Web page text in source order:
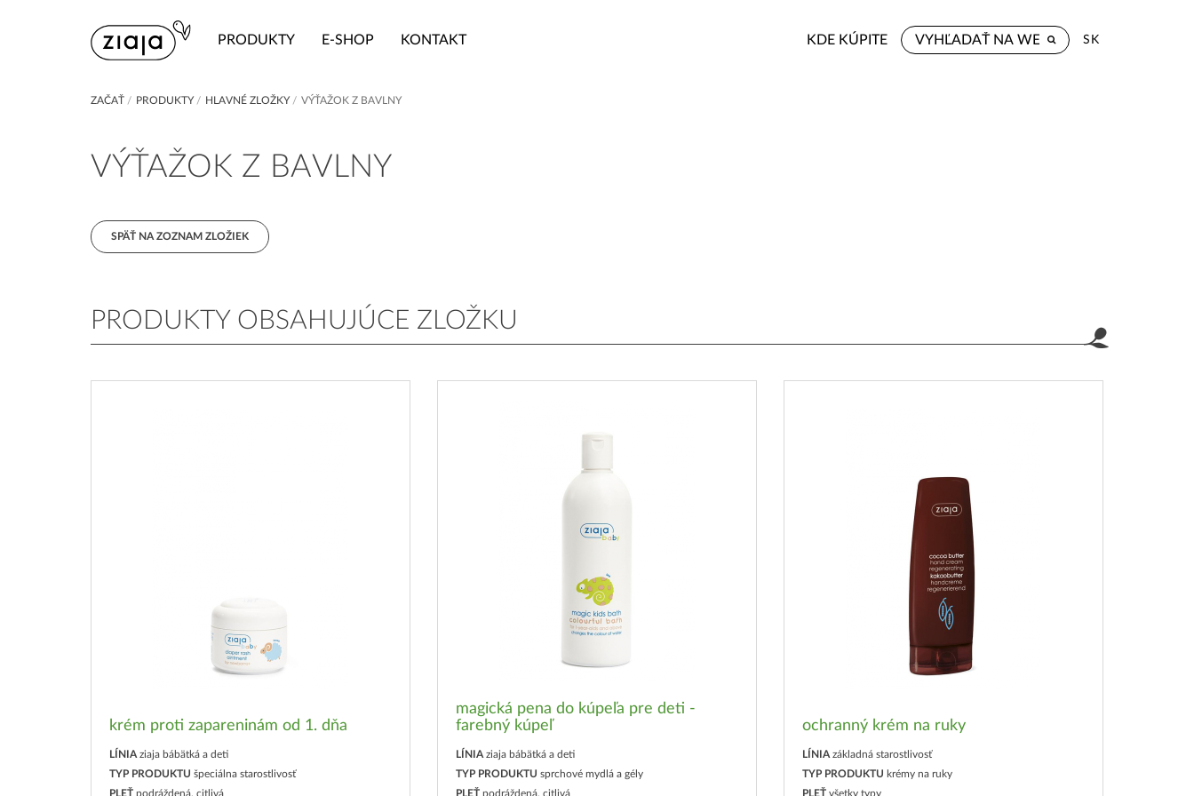
PRODUKTY E-SHOP KONTAKT KDE KÚPITE SK
ZAČAŤ / PRODUKTY / HLAVNÉ ZLOŽKY / VÝŤAŽOK Z BAVLNY
VÝŤAŽOK Z BAVLNY
SPÄŤ NA ZOZNAM ZLOŽIEK
PRODUKTY OBSAHUJÚCE ZLOŽKU
krém proti zapareninám od 1. dňa
LÍNIA ziaja bábätká a deti
TYP PRODUKTU špeciálna starostlivosť
PLEŤ podráždená, citlivá
magická pena do kúpeľa pre deti -
farebný kúpeľ
LÍNIA ziaja bábätká a deti
TYP PRODUKTU sprchové mydlá a gély
PLEŤ podráždená, citlivá
ochranný krém na ruky
LÍNIA základná starostlivosť
TYP PRODUKTU krémy na ruky
PLEŤ všetky typy